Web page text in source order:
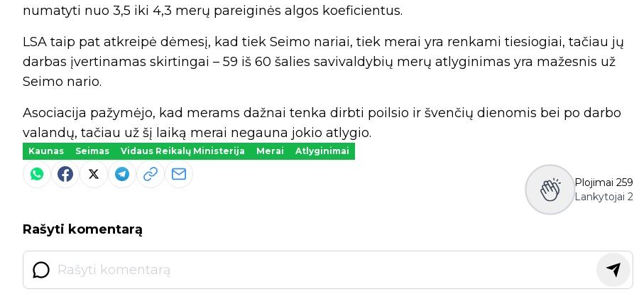
numatyti nuo 3,5 iki 4,3 merų pareiginės algos koeficientus.
LSA taip pat atkreipė dėmesį, kad tiek Seimo nariai, tiek merai yra renkami tiesiogiai, tačiau jų
darbas įvertinamas skirtingai – 59 iš 60 šalies savivaldybių merų atlyginimas yra mažesnis už
Seimo nario.
Asociacija pažymėjo, kad merams dažnai tenka dirbti poilsio ir švenčių dienomis bei po darbo
valandų, tačiau už šį laiką merai negauna jokio atlygio.
Kaunas Seimas Vidaus Reikalų Ministerija Merai Atlyginimai
Plojimai 259
Lankytojai 2
Rašyti komentarą